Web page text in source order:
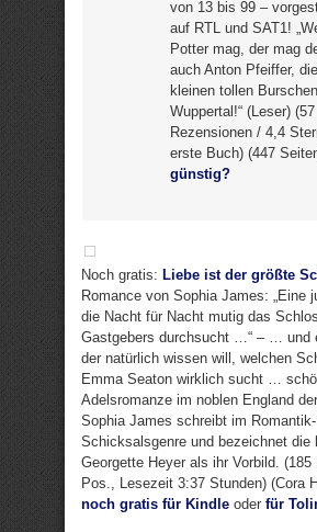
von 13 bis 99 –
auf RTL und SAT1!
Potter mag, der mag
auch Anton Pfeiffer,
kleinen tollen
Wuppertal!“ (Leser) (57
Rezensionen / 4,4
erste Buch) (447
günstig?
Noch gratis: Liebe ist der größte
Romance von Sophia James: „Eine
die Nacht für Nacht mutig das
Gastgebers durchsucht …“ – … und
der natürlich wissen will, welchen
Emma Seaton wirklich sucht …
Adelsromanze im noblen England
Sophia James schreibt im
Schicksalsgenre und bezeichnet die
Georgette Heyer als ihr Vorbild.
Pos., Lesezeit 3:37 Stunden) (Cora
noch gratis für Kindle oder für